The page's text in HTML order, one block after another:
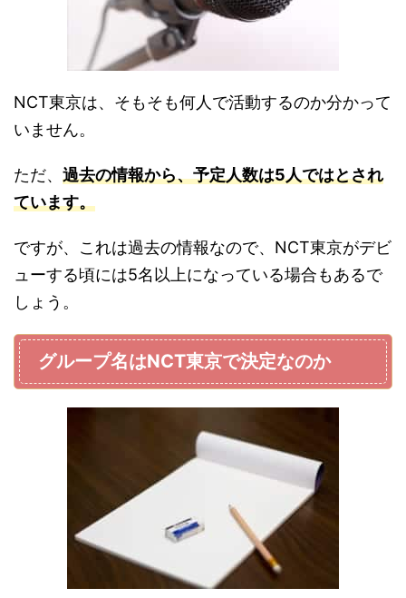
NCT東京は、そもそも何人で活動するのか分かって
いません。
ただ、 過去の情報から、予定人数は5人ではとされ
ています。
ですが、これは過去の情報なので、NCT東京がデビ
ューする頃には5名以上になっている場合もあるで
しょう。
グループ名はNCT東京で決定なのか